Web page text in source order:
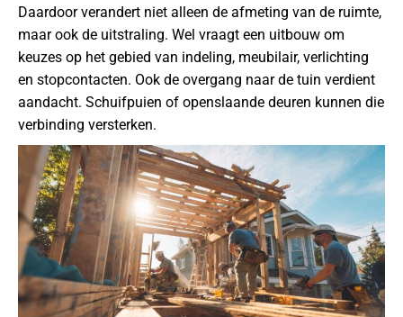
Daardoor verandert niet alleen de afmeting van de ruimte,
maar ook de uitstraling. Wel vraagt een uitbouw om
keuzes op het gebied van indeling, meubilair, verlichting
en stopcontacten. Ook de overgang naar de tuin verdient
aandacht. Schuifpuien of openslaande deuren kunnen die
verbinding versterken.